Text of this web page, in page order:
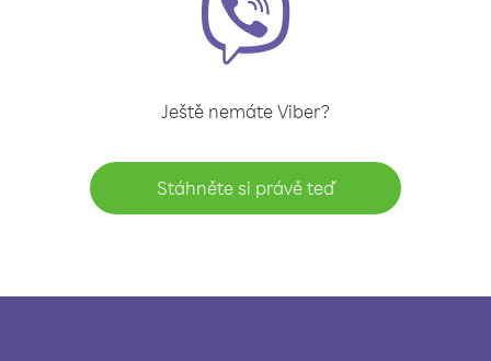
Ještě nemáte Viber?
Stáhněte si právě teď